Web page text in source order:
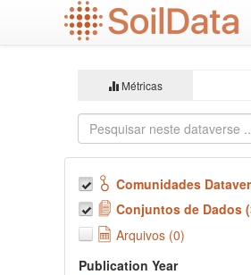
Métricas
Comunidades
Conjuntos de Dados
Arquivos (0)
Publication Year